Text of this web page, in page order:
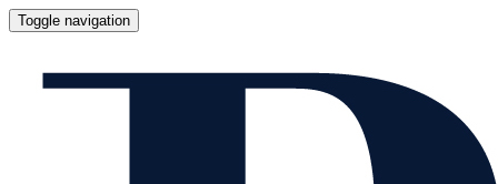
Toggle navigation